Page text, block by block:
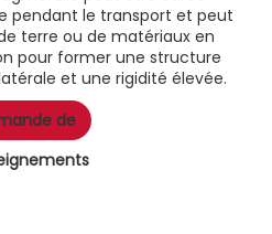
pendant le transport et peut
terre ou de matériaux en
pour former une structure
et une rigidité élevée.
de